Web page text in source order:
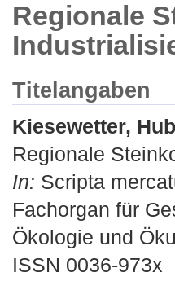
Regionale
Titelangaben
Kiesewetter,
Regionale
In: Scripta
Fachorgan für
Ökologie und
ISSN 0036-973x